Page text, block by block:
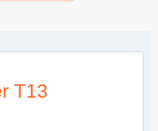
T13